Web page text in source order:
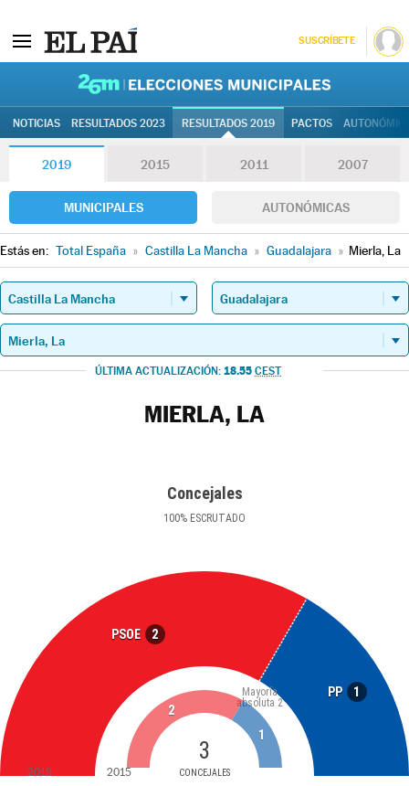
SUSCRÍBETE
NOTICIAS RESULTADOS 2023 RESULTADOS 2019 PACTOS
2019 2015 2011 2007
MUNICIPALES AUTONÓMICAS
Estás en: Total España » Castilla La Mancha » Guadalajara » Mierla, La
ÚLTIMA ACTUALIZACIÓN: 18.55 CEST
MIERLA, LA
Concejales
100% ESCRUTADO
PSOE 2
PP 1
3
CONCEJALES
Mayoría
absoluta 2
2
1
2019 2015